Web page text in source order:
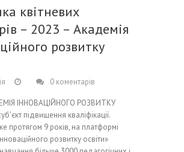
квітневих
– 2023 – Академія
розвитку
0 коментарів
ІННОВАЦІЙНОГО РОЗВИТКУ
підвищення кваліфікації.
протягом 9 років, на платформі
розвитку освіти»